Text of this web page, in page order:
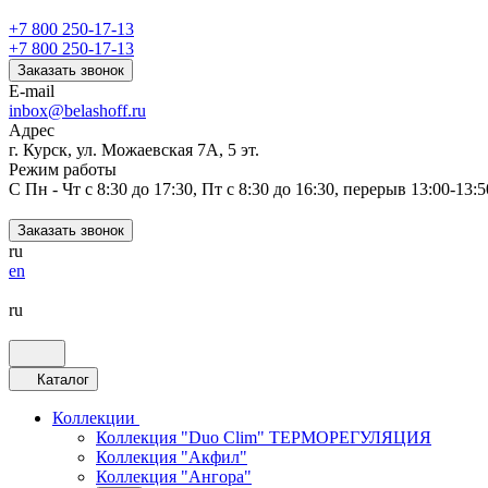
+7 800 250-17-13
+7 800 250-17-13
Заказать звонок
E-mail
inbox@belashoff.ru
Адрес
г. Курск, ул. Можаевская 7А, 5 эт.
Режим работы
C Пн - Чт с 8:30 до 17:30, Пт с 8:30 до 16:30, перерыв 13:00-
Заказать звонок
ru
en
ru
Каталог
Коллекции
Коллекция "Duo Clim" ТЕРМОРЕГУЛЯЦИЯ
Коллекция "Акфил"
Коллекция "Ангора"